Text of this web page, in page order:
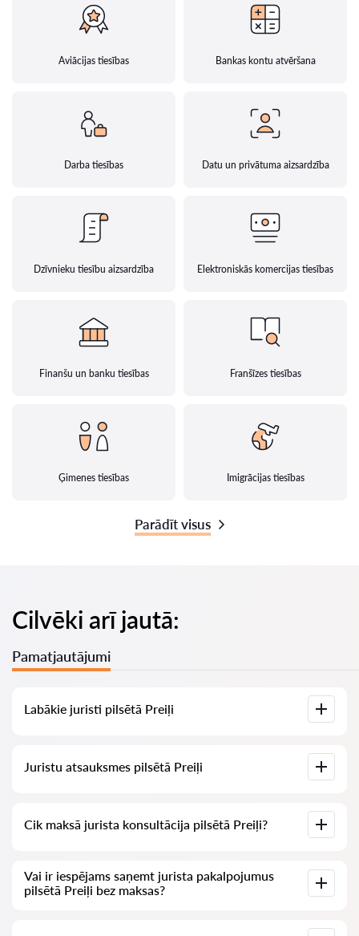
Aviācijas tiesības Bankas kontu atvēršana
Darba tiesības Datu un privātuma aizsardzība
Dzīvnieku tiesību aizsardzība Elektroniskās komercijas tiesības
Finanšu un banku tiesības Franšīzes tiesības
Ģimenes tiesības Imigrācijas tiesības
Parādīt visus
Cilvēki arī jautā:
Pamatjautājumi
Labākie juristi pilsētā Preiļi
pilnīgu informāciju: cenas, atsauksmes, tālruņa numurs un
Juristu atsauksmes pilsētā Preiļi
juristiem, mēs neizdzēšam negatīvas atsauksmes un nav
iespēju tās manipulēt.
Cik maksā jurista konsultācija pilsētā Preiļi?
(cenas var mainīties atkarībā no jautājuma sarežģītības un
atbildes formas).
Vai ir iespējams saņemt jurista pakalpojumus
pilsētā Preiļi bez maksas?